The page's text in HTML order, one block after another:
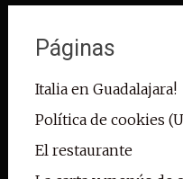
Páginas
Italia en Guadalajara!
Política de cookies
El restaurante